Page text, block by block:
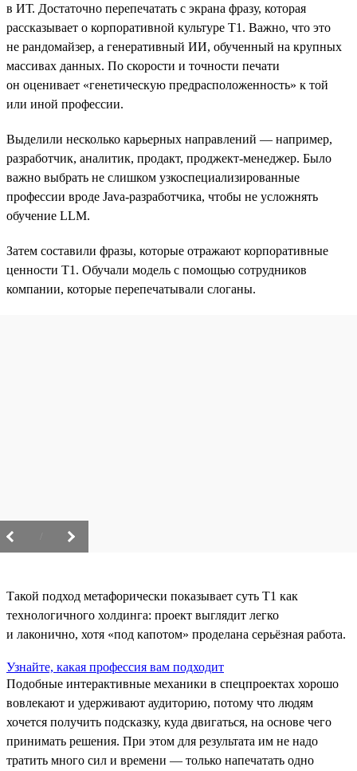
в ИТ. Достаточно перепечатать с экрана фразу, которая
рассказывает о корпоративной культуре T1. Важно, что это
не рандомайзер, а генеративный ИИ, обученный на крупных
массивах данных. По скорости и точности печати
он оценивает «генетическую предрасположенность» к той
или иной профессии.
Выделили несколько карьерных направлений — например,
разработчик, аналитик, продакт, проджект-менеджер. Было
важно выбрать не слишком узкоспециализированные
профессии вроде Java-разработчика, чтобы не усложнять
обучение LLM.
Затем составили фразы, которые отражают корпоративные
ценности T1. Обучали модель с помощью сотрудников
компании, которые перепечатывали слоганы.
Такой подход метафорически показывает суть T1 как
технологичного холдинга: проект выглядит легко
и лаконично, хотя «под капотом» проделана серьёзная работа.
Узнайте, какая профессия вам подходит
Подобные интерактивные механики в спецпроектах хорошо
вовлекают и удерживают аудиторию, потому что людям
хочется получить подсказку, куда двигаться, на основе чего
принимать решения. При этом для результата им не надо
тратить много сил и времени — только напечатать одно